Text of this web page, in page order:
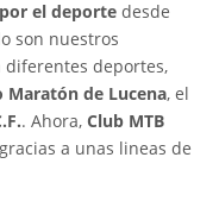
el deporte desde
son nuestros
deportes,
de Lucena, el
. Ahora, Club MTB
a unas lineas de